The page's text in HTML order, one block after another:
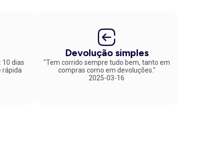
10 dias
Devolução simples
"Tem corrido sempre tudo bem, tanto em
compras como em devoluções."
2025-03-16